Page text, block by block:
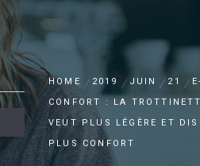
HOME 2019 JUIN 21
CONFORT : LA
VEUT PLUS LÉGÈRE ET
PLUS CONFORT